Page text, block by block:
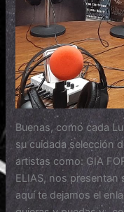
Buenas, como cada
su cuidada selección
artistas como: GIA
ELIAS, nos presentan
aquí te dejamos el